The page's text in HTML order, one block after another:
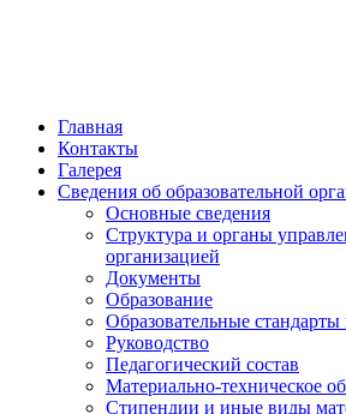
Главная
Контакты
Галерея
Сведения об образовательной
Основные сведения
Структура и органы
организацией
Документы
Образование
Образовательные стандарты
Руководство
Педагогический состав
Материально-техническое
Стипендии и иные виды